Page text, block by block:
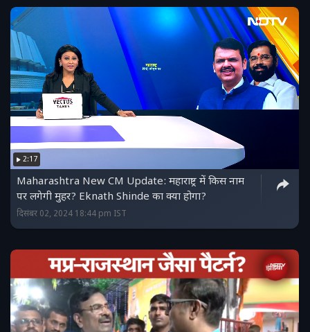
2:17
Maharashtra New CM Update: महाराष्ट्र में किस नाम
पर लगेगी मुहर? Eknath Shinde का क्या होगा?
दिसंबर 02, 2024 18:44 pm IST